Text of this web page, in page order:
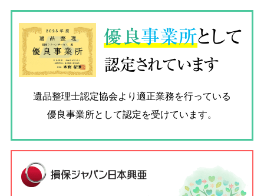
優良事業所として
認定されています
遺品整理士認定協会より適正業務を行っている
優良事業所として認定を受けています。